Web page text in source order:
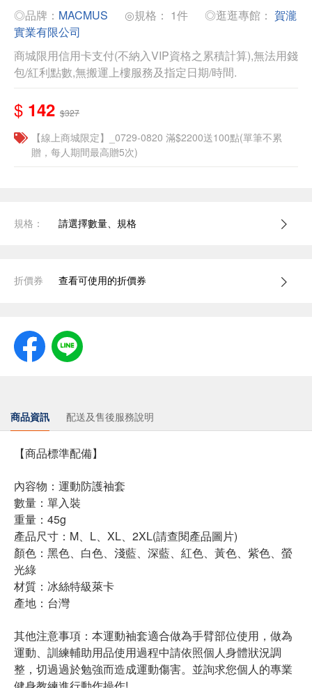
◎品牌： MACMUS ◎規格： 1件 ◎逛逛專館： 賀瀧
實業有限公司
商城限用信用卡支付(不納入VIP資格之累積計算),無法用錢
包/紅利點數,無搬運上樓服務及指定日期/時間.
$ 142 $327
【線上商城限定】_0729-0820 滿$2200送100點(單筆不累
贈，每人期間最高贈5次)
規格： 請選擇數量、規格
折價券 查看可使用的折價券
商品資訊 配送及售後服務說明
【商品標準配備】
內容物：運動防護袖套
數量：單入裝
重量：45g
產品尺寸：M、L、XL、2XL(請查閱產品圖片)
顏色：黑色、白色、淺藍、深藍、紅色、黃色、紫色、螢
光綠
材質：冰絲特級萊卡
產地：台灣
其他注意事項：本運動袖套適合做為手臂部位使用，做為
運動、訓練輔助用品使用過程中請依照個人身體狀況調
整，切過過於勉強而造成運動傷害。並詢求您個人的專業